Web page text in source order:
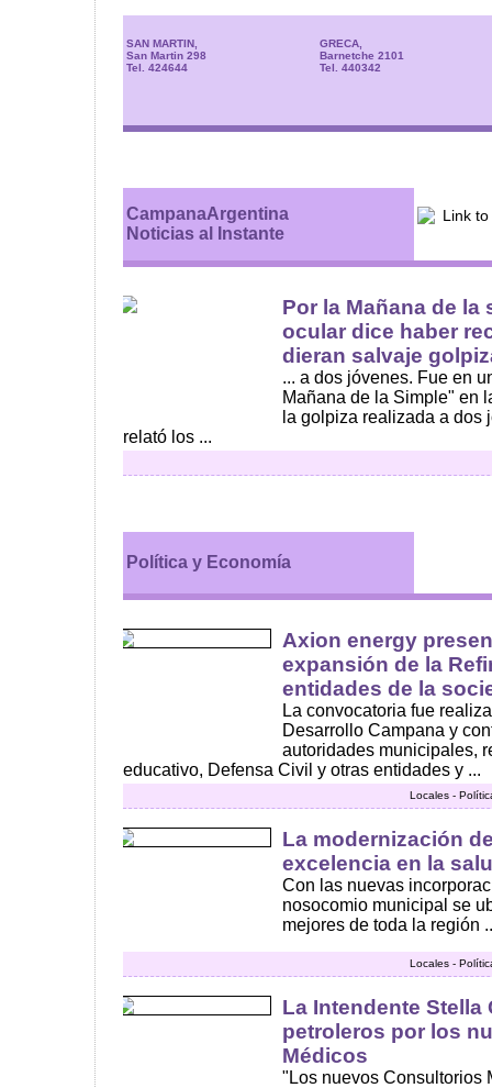
SAN MARTIN,
San Martin 298
Tel. 424644
GRECA,
Barnetche 2101
Tel. 440342
CampanaArgentina
Noticias al Instante
Por la Mañana de la
ocular dice haber
dieran salvaje
... a dos jóvenes. Fue en
Mañana de la Simple" en
la golpiza realizada a dos
relató los ...
Política y Economía
Axion energy
expansión de la
entidades de la
La convocatoria fue
Desarrollo Campana y
autoridades municipales,
educativo, Defensa Civil y otras entidades y ...
Locales -
La modernización
excelencia en la
Con las nuevas
nosocomio municipal se
mejores de toda la región
Locales -
La Intendente
petroleros por los
Médicos
"Los nuevos Consultorios